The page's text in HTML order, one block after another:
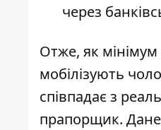
через
Отже, як
мобілізують
співпадає з
прапорщик. Дане